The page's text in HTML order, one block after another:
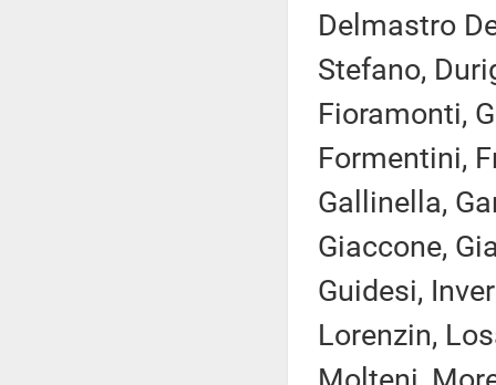
Delmastro
Stefano,
Fioramonti,
Formentini,
Gallinella,
Giaccone,
Guidesi,
Lorenzin,